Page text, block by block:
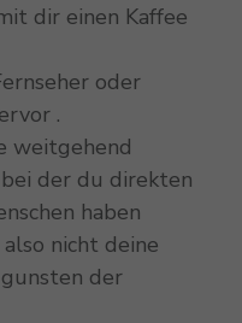
dir einen Kaffee
oder
.
weitgehend
der du direkten
haben
nicht deine
der